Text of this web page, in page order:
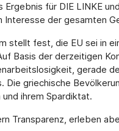
für DIE LINKE
Interesse der gesamten
stellt fest, die EU sei in
Basis der derzeitigen
gerade
Die griechische
ihrem Spardiktat.
Transparenz, erleben